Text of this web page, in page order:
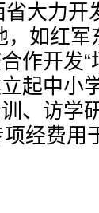
大力开
，如红
作开发
起中小
、访学
经费用